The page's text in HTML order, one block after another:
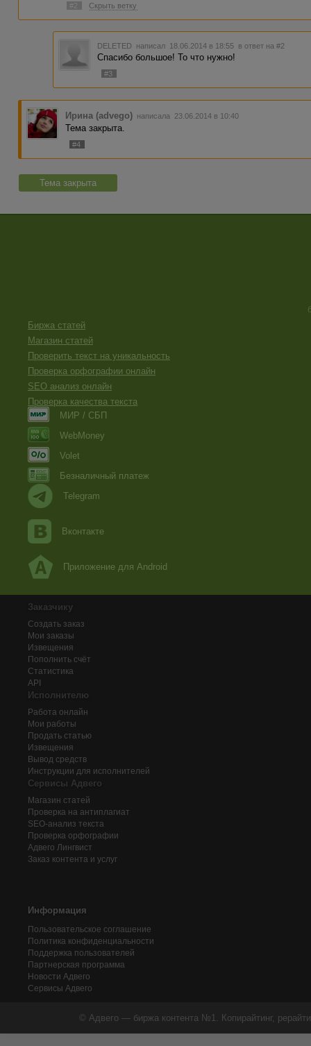
#2 Скрыть ветку
DELETED написал 18.06.2014 в 18:55 в ответ на #2
Спасибо большое! То что нужно!
#3
Ирина (advego) написала 23.06.2014 в 10:40
Тема закрыта.
#4
Тема закрыта
Биржа статей
Магазин статей
Проверить текст на уникальность
Проверка орфографии онлайн
SEO анализ онлайн
Проверка качества текста
МИР / СБП
WebMoney
Volet
Безналичный платеж
Telegram
Вконтакте
Приложение для Android
Заказчику
Создать заказ
Мои заказы
Извещения
Пополнить счёт
Статистика
API
Исполнителю
Работа онлайн
Мои работы
Продать статью
Извещения
Вывод средств
Инструкции для исполнителей
Сервисы Адвего
Магазин статей
Проверка на антиплагиат
SEO-анализ текста
Проверка орфографии
Адвего Лингвист
Заказ контента и услуг
Информация
Пользовательское соглашение
Политика конфиденциальности
Поддержка пользователей
Партнерская программа
Новости Адвего
Сервисы Адвего
© Адвего — биржа контента №1. Копирайтинг,